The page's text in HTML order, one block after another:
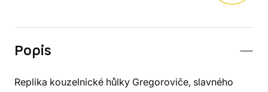
Popis
Replika kouzelnické hůlky Gregoroviče, slavného